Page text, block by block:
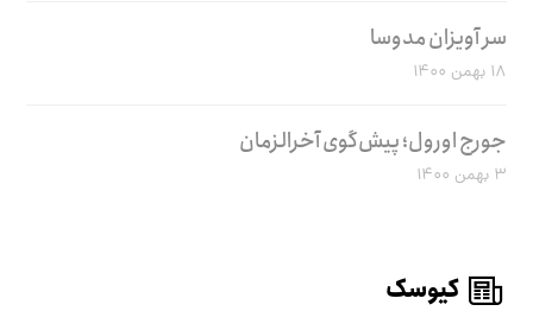
سر آویزان مدوسا
۱۸ بهمن ۱۴۰۰
جورج اورول؛ پیش‌گوی آخرالزمان
۳ بهمن ۱۴۰۰
کیوسک